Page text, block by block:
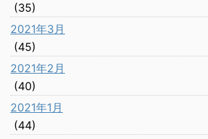
(35)
2021年3月
(45)
2021年2月
(40)
2021年1月
(44)